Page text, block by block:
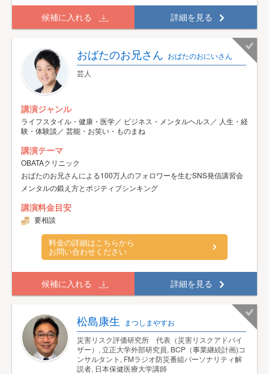
候補に入れる 詳細を見る
おばたのお兄さん おばたのおにいさん
芸人
講演ジャンル
ライフスタイル・健康・医学／ ビジネス・メンタルヘルス／ 人生・経
験・体験談／ 芸能・お笑い・ものまね
講演テーマ
OBATAクリニック
おばたのお兄さんによる100万人のフォロワーを生むSNS発信講習会
メンタルの鍛え方とポジティブシンキング
講演料金目安
要相談
料金の詳細はこちらから
お問い合わせください
候補に入れる 詳細を見る
松島康生
まつしまやすお
災害リスク評価研究所 代表（災害リスクアドバイ
ザー）, 立正大学外部研究員, BCP（事業継続計画)コ
ンサルタント, FMラジオ防災番組パーソナリティ解
説者, 日本保健医療大学講師